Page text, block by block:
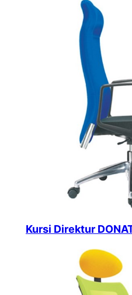
Kursi Direktur